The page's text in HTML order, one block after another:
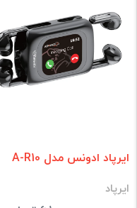
فقط کالاهای موجود
فیلتر براساس قیمت :
قیمت:0 - 5,390,000
ایرپاد ادونس مدل A-R10
ایرپاد